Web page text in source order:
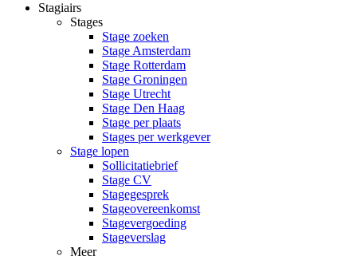
Stagiairs
Stages
Stage zoeken
Stage Amsterdam
Stage Rotterdam
Stage Groningen
Stage Utrecht
Stage Den Haag
Stage per plaats
Stages per werkgever
Stage lopen
Sollicitatiebrief
Stage CV
Stagegesprek
Stageovereenkomst
Stagevergoeding
Stageverslag
Meer